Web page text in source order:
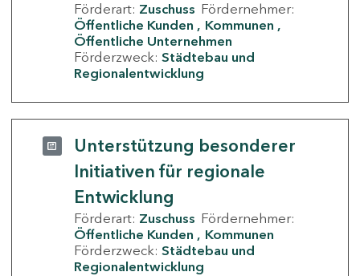
Förderart: Zuschuss Fördernehmer:
Öffentliche Kunden
Kommunen
Öffentliche Unternehmen
Förderzweck: Städtebau und
Regionalentwicklung
Unterstützung besonderer
Initiativen für regionale
Entwicklung
Förderart: Zuschuss Fördernehmer:
Öffentliche Kunden
Kommunen
Förderzweck: Städtebau und
Regionalentwicklung